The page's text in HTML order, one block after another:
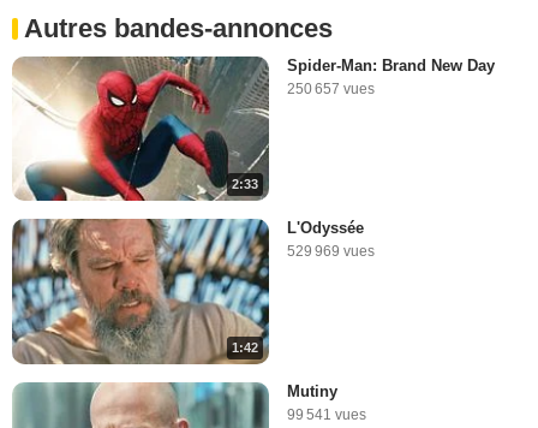
Autres bandes-annonces
2:33
Spider-Man: Brand New Day
250 657 vues
1:42
L'Odyssée
529 969 vues
Mutiny
99 541 vues